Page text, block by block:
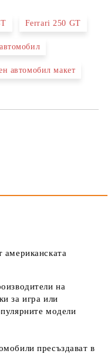
Ferrari 250 GT
автомобил макет
американската
на
за игра или
модели
пресъздават в